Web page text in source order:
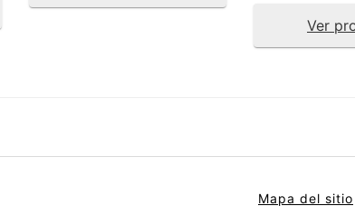
Ver
Mapa del sitio